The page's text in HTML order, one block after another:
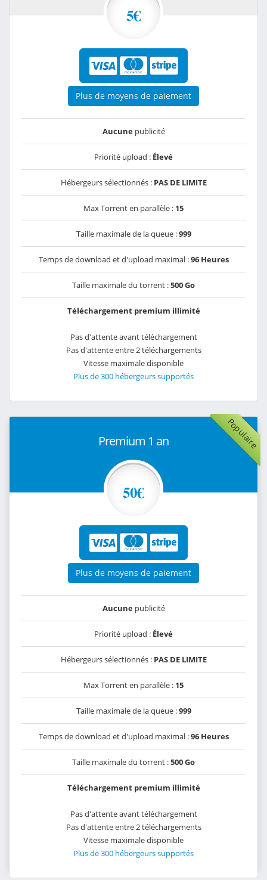
5€
Plus de moyens de paiement
Aucunepublicité
Priorité upload : Élevé
Hébergeurs sélectionnés : PAS DE LIMITE
Max Torrent en parallèle : 15
Taille maximale de la queue :999
Temps de download et d'upload maximal :96 Heures
Taille maximale du torrent :500 Go
Téléchargement premium illimité
Pas d'attente avant téléchargement
Pas d'attente entre 2 téléchargements
Vitesse maximale disponible
Plus de 300 hébergeurs supportés
Populaire
Premium 1 an
50€
Plus de moyens de paiement
Aucunepublicité
Priorité upload : Élevé
Hébergeurs sélectionnés : PAS DE LIMITE
Max Torrent en parallèle : 15
Taille maximale de la queue :999
Temps de download et d'upload maximal :96 Heures
Taille maximale du torrent :500 Go
Téléchargement premium illimité
Pas d'attente avant téléchargement
Pas d'attente entre 2 téléchargements
Vitesse maximale disponible
Plus de 300 hébergeurs supportés